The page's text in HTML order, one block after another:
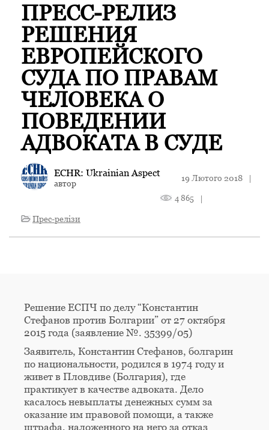
ПРЕСС-РЕЛИЗ
РЕШЕНИЯ
ЕВРОПЕЙСКОГО
СУДА ПО ПРАВАМ
ЧЕЛОВЕКА О
ПОВЕДЕНИИ
АДВОКАТА В СУДЕ
ECHR: Ukrainian Aspect
автор
19 Лютого 2018 |
4 865
|
Прес-релізи
Решение ЕСПЧ по делу “Константин
Стефанов против Болгарии” от 27 октября
2015 года (заявление №. 35399/05)
Заявитель, Константин Стефанов, болгарин
по национальности, родился в 1974 году и
живет в Пловдиве (Болгария), где
практикует в качестве адвоката. Дело
касалось невыплаты денежных сумм за
оказание им правовой помощи, а также
штрафа, наложенного на него за отказ